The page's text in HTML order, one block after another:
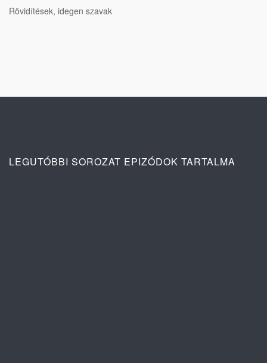
Rövidítések, idegen szavak
LEGUTÓBBI SOROZAT EPIZÓDOK TARTALMA